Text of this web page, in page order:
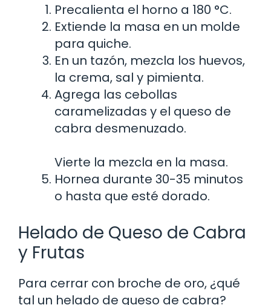
Precalienta el horno a 180 °C.
Extiende la masa en un molde
para quiche.
En un tazón, mezcla los huevos,
la crema, sal y pimienta.
Agrega las cebollas
caramelizadas y el queso de
cabra desmenuzado.
Vierte la mezcla en la masa.
Hornea durante 30-35 minutos
o hasta que esté dorado.
Helado de Queso de Cabra
y Frutas
Para cerrar con broche de oro, ¿qué
tal un helado de queso de cabra?